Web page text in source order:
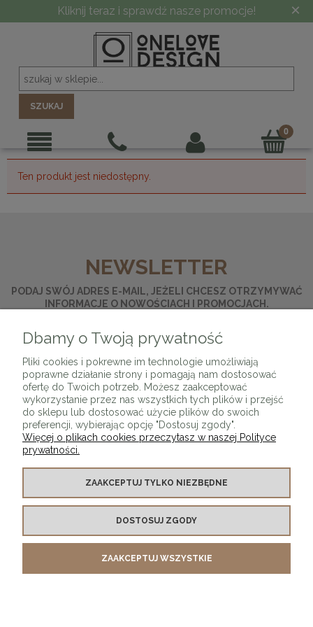
Kliknij teraz i sprawdź nasze promocje! ×
SZUKAJ
Ten produkt jest niedostępny.
NEWSLETTER
PODAJ SWÓJ ADRES E-MAIL, JEŻELI CHCESZ OTRZYMYWAĆ
INFORMACJE O NOWOŚCIACH I PROMOCJACH.
KONTAKT Z NAMI
MOJE KONTO
Dbamy o Twoją prywatność
Pliki cookies i pokrewne im technologie umożliwiają
poprawne działanie strony i pomagają nam dostosować
ofertę do Twoich potrzeb. Możesz zaakceptować
wykorzystanie przez nas wszystkich tych plików i przejść
do sklepu lub dostosować użycie plików do swoich
preferencji, wybierając opcję "Dostosuj zgody".
Więcej o plikach cookies przeczytasz w naszej Polityce
prywatności.
ZAAKCEPTUJ TYLKO NIEZBĘDNE
DOSTOSUJ ZGODY
ZAAKCEPTUJ WSZYSTKIE